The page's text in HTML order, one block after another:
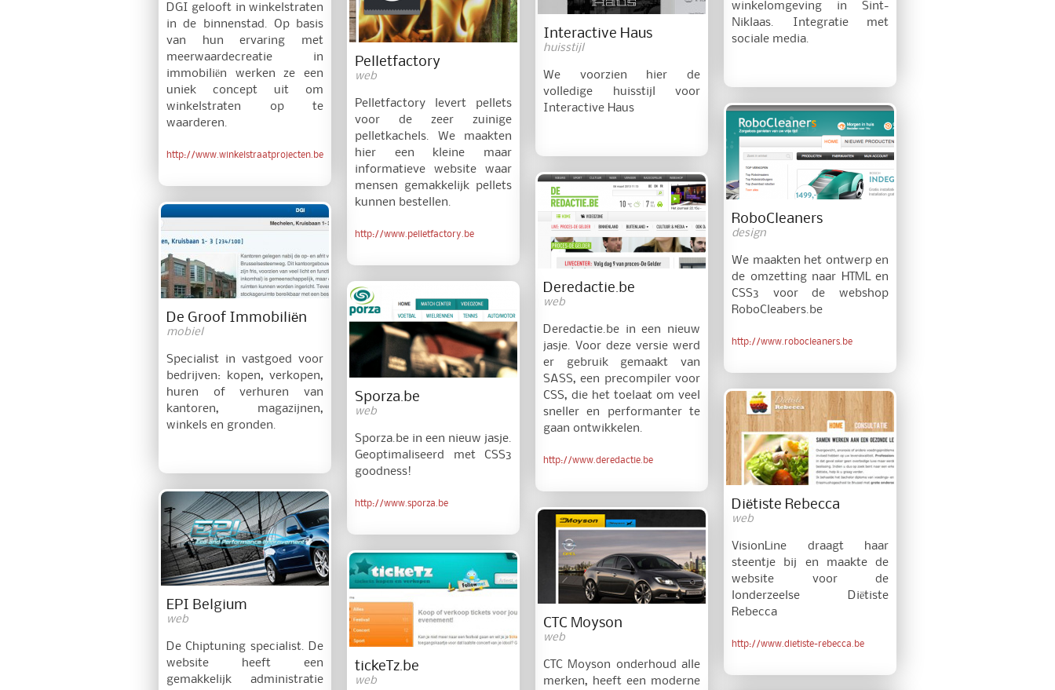
winkelomgeving in Sint-
Niklaas. Integratie met
sociale media.
DGI gelooft in winkelstraten
in de binnenstad. Op basis
van hun ervaring met
meerwaardecreatie in
immobiliën werken ze een
uniek concept uit om
winkelstraten op te
waarderen.
http://www.winkelstraatprojecten.be
Interactive Haus
huisstijl
We voorzien hier de
volledige huisstijl voor
Interactive Haus
Pelletfactory
web
Pelletfactory levert pellets
voor de zeer zuinige
pelletkachels. We maakten
hier een kleine maar
informatieve website waar
mensen gemakkelijk pellets
kunnen bestellen.
http://www.pelletfactory.be
RoboCleaners
design
We maakten het ontwerp en
de omzetting naar HTML en
CSS3 voor de webshop
RoboCleabers.be
http://www.robocleaners.be
Deredactie.be
web
Deredactie.be in een nieuw
jasje. Voor deze versie werd
er gebruik gemaakt van
SASS, een precompiler voor
CSS, die het toelaat om veel
sneller en performanter te
gaan ontwikkelen.
http://www.deredactie.be
De Groof Immobiliën
mobiel
Specialist in vastgoed voor
bedrijven: kopen, verkopen,
huren of verhuren van
kantoren, magazijnen,
winkels en gronden.
Sporza.be
web
Sporza.be in een nieuw jasje.
Geoptimaliseerd met CSS3
goodness!
http://www.sporza.be Diëtiste Rebecca
web
VisionLine draagt haar
steentje bij en maakte de
website voor de
londerzeelse Diëtiste
Rebecca
http://www.dietiste-rebecca.be
EPI Belgium
web
De Chiptuning specialist. De
website heeft een
gemakkelijk administratie
CTC Moyson
web
CTC Moyson onderhoud alle
merken, heeft een moderne
tickeTz.be
web